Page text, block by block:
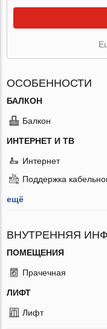
ОСОБЕННОСТИ
БАЛКОН
Балкон
ИНТЕРНЕТ И ТВ
Интернет
Поддержка
ещё
ВНУТРЕННЯЯ
ПОМЕЩЕНИЯ
Прачечная
ЛИФТ
Лифт